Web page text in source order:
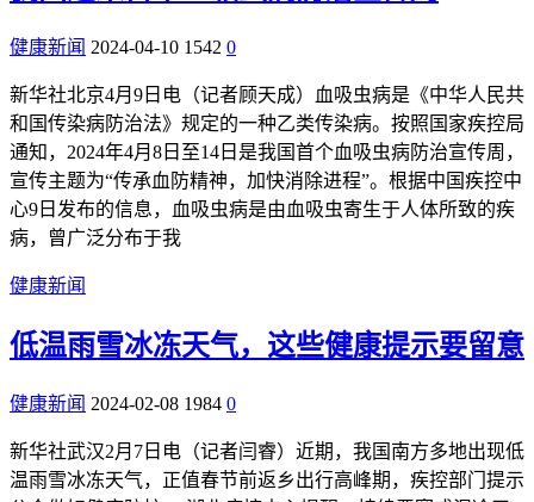
健康新闻 2024-04-10 1542 0
新华社北京4月9日电（记者顾天成）血吸虫病是《中华人民共
和国传染病防治法》规定的一种乙类传染病。按照国家疾控局
通知，2024年4月8日至14日是我国首个血吸虫病防治宣传周，
宣传主题为“传承血防精神，加快消除进程”。根据中国疾控中
心9日发布的信息，血吸虫病是由血吸虫寄生于人体所致的疾
病，曾广泛分布于我
健康新闻
低温雨雪冰冻天气，这些健康提示要留意
健康新闻 2024-02-08 1984 0
新华社武汉2月7日电（记者闫睿）近期，我国南方多地出现低
温雨雪冰冻天气，正值春节前返乡出行高峰期，疾控部门提示